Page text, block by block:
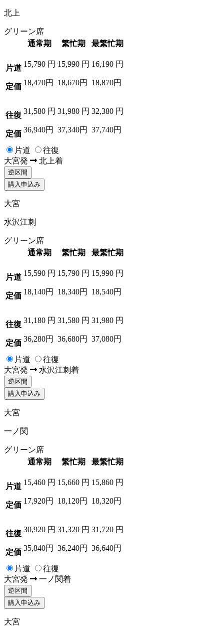
北上
グリーン席
通常期
繁忙期 最繁忙期
片道
定価
15,790 円
18,470円
15,990 円
18,670円
16,190 円
18,870円
往復
定価
31,580 円
36,940円
31,980 円
37,340円
32,380 円
37,740円
片道
往復
大宮発 北上着
逆区間
購入申込み
大宮
水沢江刺
グリーン席
通常期
繁忙期 最繁忙期
片道
定価
15,590 円
18,140円
15,790 円
18,340円
15,990 円
18,540円
往復
定価
31,180 円
36,280円
31,580 円
36,680円
31,980 円
37,080円
片道
往復
大宮発 水沢江刺着
逆区間
購入申込み
大宮
一ノ関
グリーン席
通常期
繁忙期 最繁忙期
片道
定価
15,460 円
17,920円
15,660 円
18,120円
15,860 円
18,320円
往復
定価
30,920 円
35,840円
31,320 円
36,240円
31,720 円
36,640円
片道
往復
大宮発 一ノ関着
逆区間
購入申込み
大宮